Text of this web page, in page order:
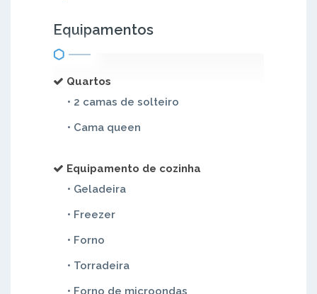
Equipamentos
Quartos
• 2 camas de solteiro
• Cama queen
Equipamento de cozinha
• Geladeira
• Freezer
• Forno
• Torradeira
• Forno de microondas